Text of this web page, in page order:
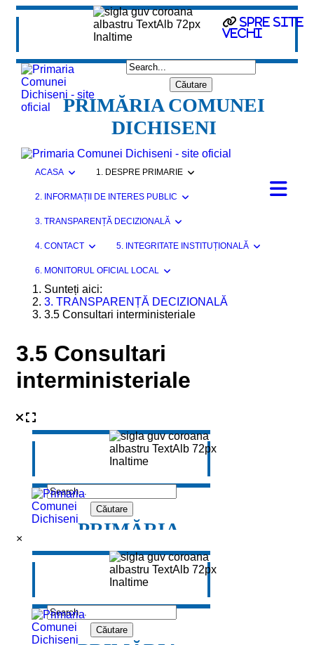
Spre site
vechi
PRIMĂRIA COMUNEI
DICHISENI
ACASA 1. DESPRE PRIMARIE
2. INFORMAȚII DE INTERES PUBLIC
3. TRANSPARENȚĂ DECIZIONALĂ
4. CONTACT 5. INTEGRITATE INSTITUȚIONALĂ
6. MONITORUL OFICIAL LOCAL
Sunteți aici:
3. TRANSPARENȚĂ DECIZIONALĂ
3.5 Consultari interministeriale
3.5 Consultari
interministeriale
×